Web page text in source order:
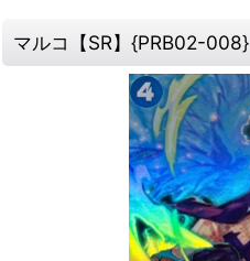
マルコ【SR】{PRB02-008}